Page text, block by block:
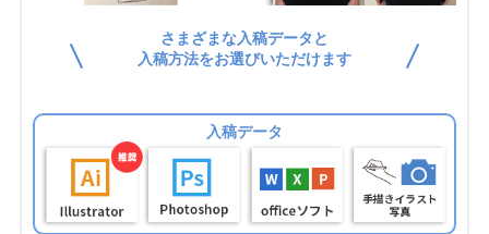
さまざまな入稿データと
入稿方法をお選びいただけます
入稿データ